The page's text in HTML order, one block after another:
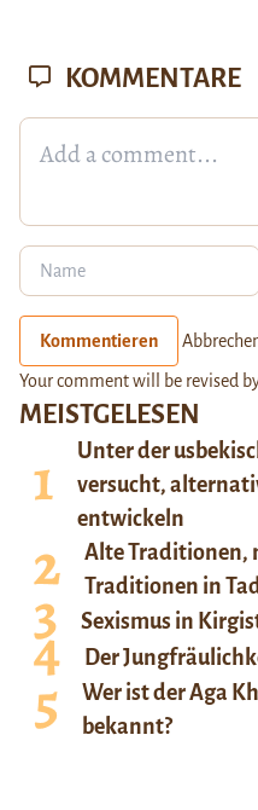
MEISTGELESEN
Unter der
versucht,
entwickeln
Alte Traditionen,
Traditionen in
Sexismus in
Der
Wer ist der Aga
bekannt?
KOMMENTARE
Kommentieren
Your comment will be revised